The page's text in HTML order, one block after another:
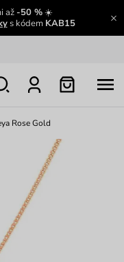
až -50 %☀️
s kódem KAB15
Rose Gold